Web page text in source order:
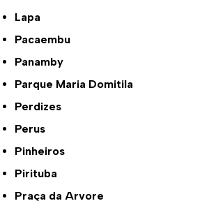
Lapa
Pacaembu
Panamby
Parque Maria Domitila
Perdizes
Perus
Pinheiros
Pirituba
Praça da Arvore